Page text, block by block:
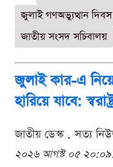
জুলাই গণঅভ্যুত্থান
জাতীয় সংসদ সচিবালয়
জুলাই কার-এ
হারিয়ে যাবে:
জাতীয় ডেস্ক . সত্য
২০২৬ আগস্ট ০৫